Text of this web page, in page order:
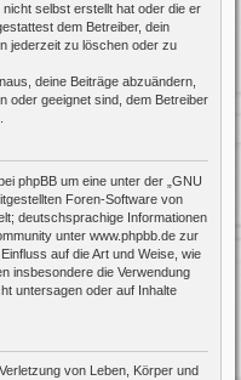
selbst erstellt hat oder die er
dem Betreiber, dein
jederzeit zu löschen oder zu
deine Beiträge abzuändern,
oder geeignet sind, dem Betreiber
phpBB um eine unter der „ GNU
Foren-Software von
deutschsprachige Informationen
unter www.phpbb.de zur
auf die Art und Weise, wie
insbesondere die Verwendung
untersagen oder auf Inhalte
von Leben, Körper und